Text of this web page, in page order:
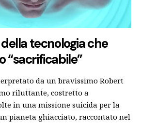
tecnologia che
“sacrificabile”
da un bravissimo Robert
riluttante, costretto a
in una missione suicida per la
pianeta ghiacciato, raccontato nel